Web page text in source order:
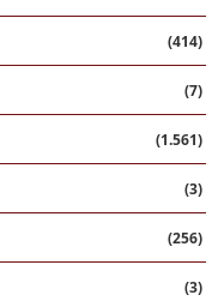
(414)
(7)
(1.561)
(3)
(256)
(3)